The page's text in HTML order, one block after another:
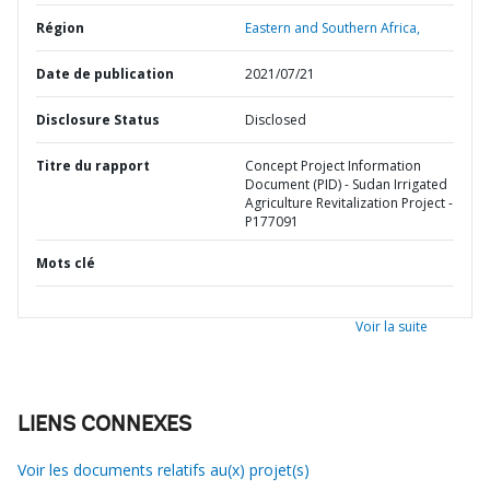
Région Eastern and Southern Africa,
Date de publication 2021/07/21
Disclosure Status Disclosed
Titre du rapport
Concept Project Information
Document (PID) - Sudan Irrigated
Agriculture Revitalization Project -
P177091
Mots clé
Voir la suite
LIENS CONNEXES
Voir les documents relatifs au(x) projet(s)